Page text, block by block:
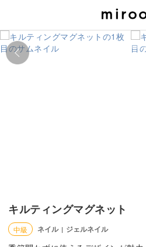
キルティングマグネット
中級 ネイル | ジェルネイル